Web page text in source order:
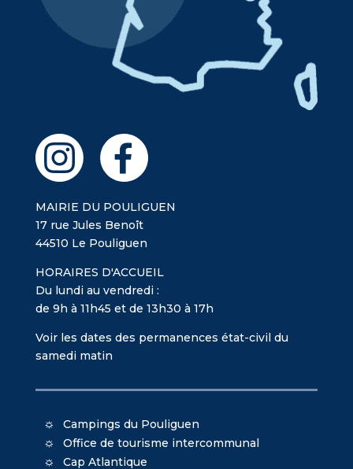
MAIRIE DU POULIGUEN
17 rue Jules Benoît
44510 Le Pouliguen
HORAIRES D'ACCUEIL
Du lundi au vendredi :
de 9h à 11h45 et de 13h30 à 17h
Voir les dates des permanences état-civil du
samedi matin
Campings du Pouliguen
Office de tourisme intercommunal
Cap Atlantique